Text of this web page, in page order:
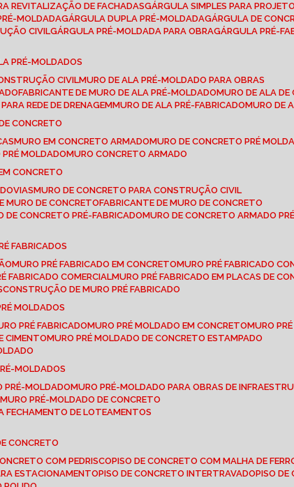
REVITALIZAÇÃO DE FACHADAS
GÁRGULA SIMPLES PARA
MOLDADA GÁRGULA DUPLA PRÉ-MOLDADA
GÁRGULA DE
CIVIL GÁRGULA PRÉ-MOLDADA PARA OBRA
GÁRGULA PRÉ-
PRÉ-MOLDADOS
CIVIL
MURO DE ALA PRÉ-MOLDADO PARA OBRAS
FABRICANTE DE MURO DE ALA PRÉ-MOLDADO
MURO DE ALA
REDE DE DRENAGEM MURO DE ALA PRÉ-FABRICADO
MURO
DE CONCRETO
MURO EM CONCRETO ARMADO
MURO DE CONCRETO PRÉ
PRÉ MOLDADO
MURO CONCRETO ARMADO
EM CONCRETO
MURO DE CONCRETO PARA CONSTRUÇÃO CIVIL
MURO DE CONCRETO FABRICANTE DE MURO DE CONCRETO
DE CONCRETO PRÉ-FABRICADO
MURO DE CONCRETO ARMADO
FABRICADOS
MURO PRÉ FABRICADO EM CONCRETO
MURO PRÉ FABRICADO
FABRICADO COMERCIAL
MURO PRÉ FABRICADO EM PLACAS DE
CONSTRUÇÃO DE MURO PRÉ FABRICADO
MOLDADOS
PRÉ FABRICADO MURO PRÉ MOLDADO EM CONCRETO
MURO
CIMENTO
MURO PRÉ MOLDADO DE CONCRETO ESTAMPADO
MOLDADOS
PRÉ-MOLDADO
MURO PRÉ-MOLDADO PARA OBRAS DE
MURO PRÉ-MOLDADO DE CONCRETO
FECHAMENTO DE LOTEAMENTOS
CONCRETO
COM PEDRISCO PISO DE CONCRETO COM MALHA DE
ESTACIONAMENTO PISO DE CONCRETO INTERTRAVADO PISO